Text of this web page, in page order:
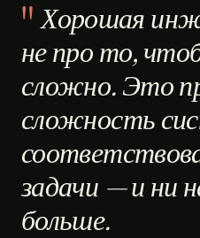
Хорошая
не про то,
сложно. Это
сложность
задачи — и ни
больше.